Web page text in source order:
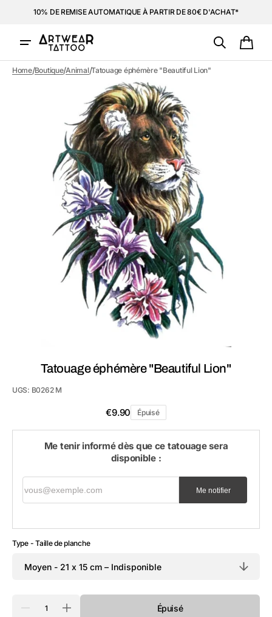
10% DE REMISE AUTOMATIQUE À PARTIR DE 80€ D'ACHAT*
Ouvrir
1
des
supports
multimédia
dans
la
vue
de
la
galerie
Home/Boutique/Animal/Tatouage éphémère "Beautiful Lion"
Tatouage éphémère "Beautiful Lion"
UGS: B0262 M
Prix
€9.90 Épuisé
Me tenir informé dès que ce tatouage sera
disponible :
Me notifier
Type - Taille de planche
Réduire
Augmenter
Épuisé